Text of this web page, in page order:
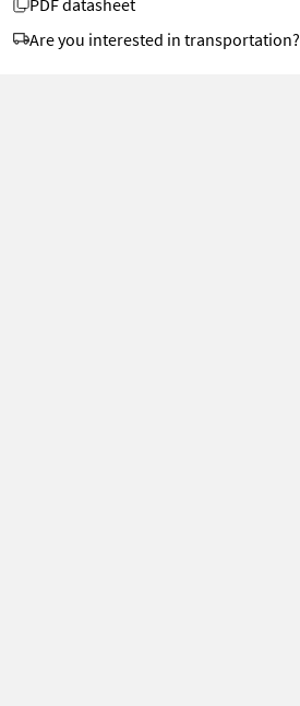
Are you interested in transportation?